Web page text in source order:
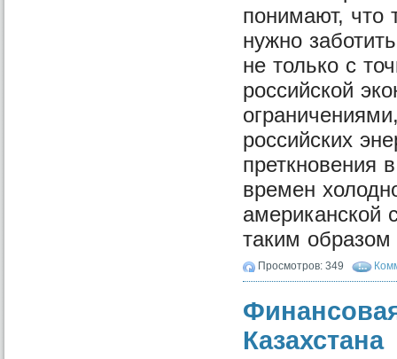
понимают, что
нужно
не только с
российской
российских
преткновения
времен
американской
таким
Просмотров: 349
Казахстана